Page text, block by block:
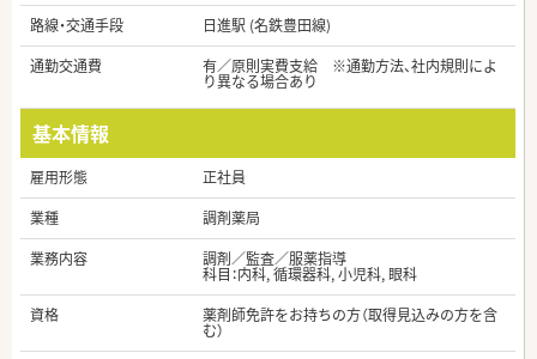
路線・交通手段
日進駅 (名鉄豊田線)
通勤交通費
有／原則実費支給 ※通勤方法、社内規則によ
り異なる場合あり
基本情報
雇用形態
正社員
業種
調剤薬局
業務内容
調剤／監査／服薬指導
科目：内科, 循環器科, 小児科, 眼科
資格
薬剤師免許をお持ちの方（取得見込みの方を含
む）